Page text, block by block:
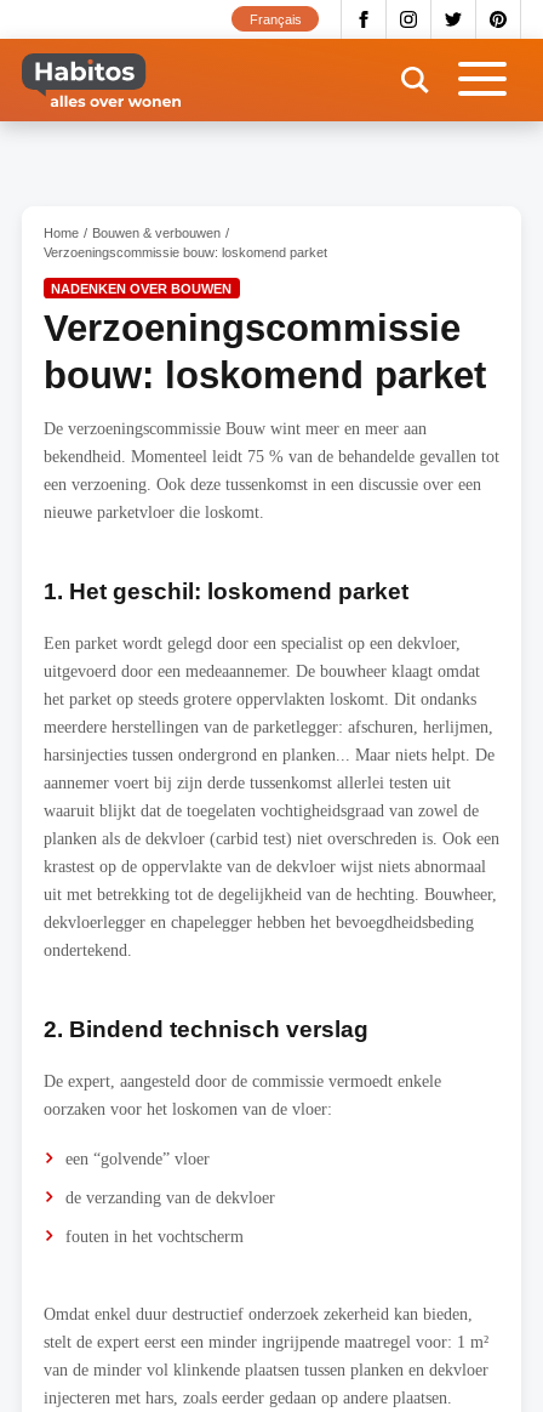
naar
inhoud
gaan
Français
Home
Bouwen & verbouwen
Verzoeningscommissie bouw: loskomend parket
NADENKEN OVER BOUWEN
Verzoeningscommissie
bouw: loskomend parket
De verzoeningscommissie Bouw wint meer en meer aan
bekendheid. Momenteel leidt 75 % van de behandelde gevallen tot
een verzoening. Ook deze tussenkomst in een discussie over een
nieuwe parketvloer die loskomt.
1. Het geschil: loskomend parket
Een parket wordt gelegd door een specialist op een dekvloer,
uitgevoerd door een medeaannemer. De bouwheer klaagt omdat
het parket op steeds grotere oppervlakten loskomt. Dit ondanks
meerdere herstellingen van de parketlegger: afschuren, herlijmen,
harsinjecties tussen ondergrond en planken... Maar niets helpt. De
aannemer voert bij zijn derde tussenkomst allerlei testen uit
waaruit blijkt dat de toegelaten vochtigheidsgraad van zowel de
planken als de dekvloer (carbid test) niet overschreden is. Ook een
krastest op de oppervlakte van de dekvloer wijst niets abnormaal
uit met betrekking tot de degelijkheid van de hechting. Bouwheer,
dekvloerlegger en chapelegger hebben het bevoegdheidsbeding
ondertekend.
2. Bindend technisch verslag
De expert, aangesteld door de commissie vermoedt enkele
oorzaken voor het loskomen van de vloer:
een “golvende” vloer
de verzanding van de dekvloer
fouten in het vochtscherm
Omdat enkel duur destructief onderzoek zekerheid kan bieden,
stelt de expert eerst een minder ingrijpende maatregel voor: 1 m²
van de minder vol klinkende plaatsen tussen planken en dekvloer
injecteren met hars, zoals eerder gedaan op andere plaatsen.